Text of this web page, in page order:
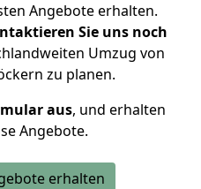
Angebote erhalten.
Sie uns noch
Umzug von
zu planen.
aus, und erhalten
Angebote.
erhalten